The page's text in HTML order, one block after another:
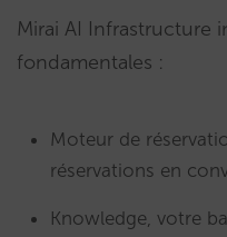
Mirai AI Infrastructure
fondamentales :
Moteur de
réservations en
Knowledge, votre